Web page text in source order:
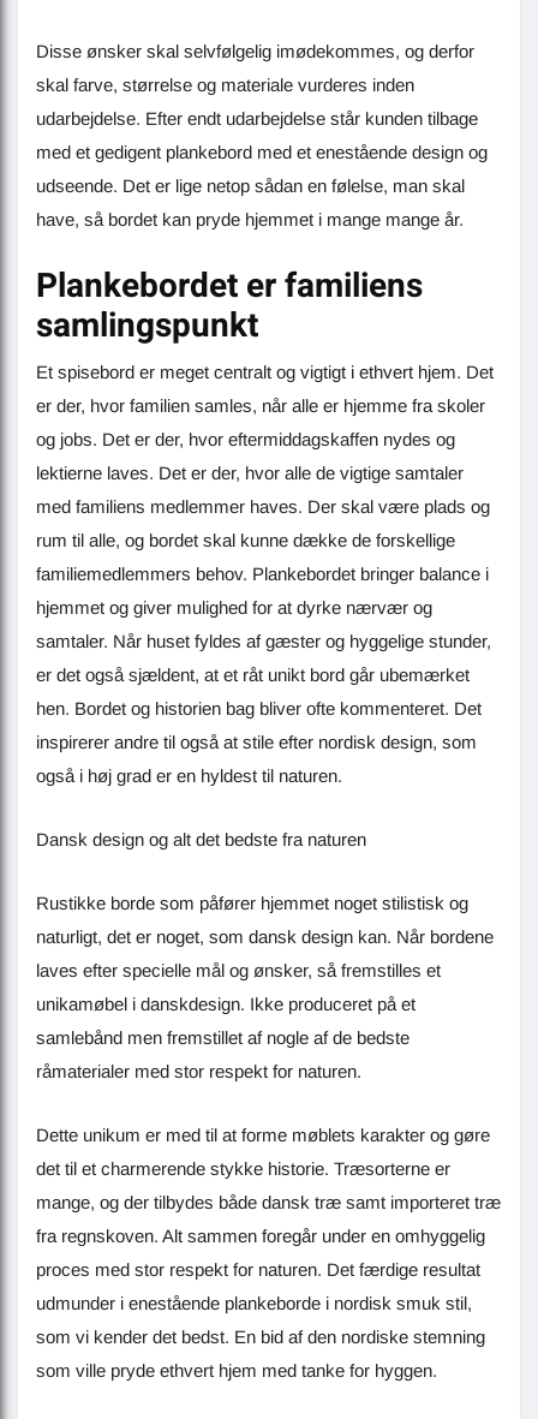
Disse ønsker skal selvfølgelig imødekommes, og derfor
skal farve, størrelse og materiale vurderes inden
udarbejdelse. Efter endt udarbejdelse står kunden tilbage
med et gedigent plankebord med et enestående design og
udseende. Det er lige netop sådan en følelse, man skal
have, så bordet kan pryde hjemmet i mange mange år.
Plankebordet er familiens
samlingspunkt
Et spisebord er meget centralt og vigtigt i ethvert hjem. Det
er der, hvor familien samles, når alle er hjemme fra skoler
og jobs. Det er der, hvor eftermiddagskaffen nydes og
lektierne laves. Det er der, hvor alle de vigtige samtaler
med familiens medlemmer haves. Der skal være plads og
rum til alle, og bordet skal kunne dække de forskellige
familiemedlemmers behov. Plankebordet bringer balance i
hjemmet og giver mulighed for at dyrke nærvær og
samtaler. Når huset fyldes af gæster og hyggelige stunder,
er det også sjældent, at et råt unikt bord går ubemærket
hen. Bordet og historien bag bliver ofte kommenteret. Det
inspirerer andre til også at stile efter nordisk design, som
også i høj grad er en hyldest til naturen.
Dansk design og alt det bedste fra naturen
Rustikke borde som påfører hjemmet noget stilistisk og
naturligt, det er noget, som dansk design kan. Når bordene
laves efter specielle mål og ønsker, så fremstilles et
unikamøbel i danskdesign. Ikke produceret på et
samlebånd men fremstillet af nogle af de bedste
råmaterialer med stor respekt for naturen.
Dette unikum er med til at forme møblets karakter og gøre
det til et charmerende stykke historie. Træsorterne er
mange, og der tilbydes både dansk træ samt importeret træ
fra regnskoven. Alt sammen foregår under en omhyggelig
proces med stor respekt for naturen. Det færdige resultat
udmunder i enestående plankeborde i nordisk smuk stil,
som vi kender det bedst. En bid af den nordiske stemning
som ville pryde ethvert hjem med tanke for hyggen.